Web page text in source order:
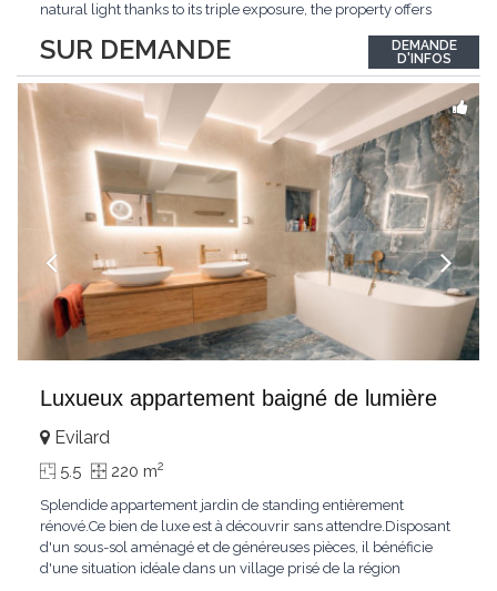
SUR DEMANDE
natural light thanks to its triple exposure, the property offers
master suite, elegant reception areas, and a spacious terrace
overlooking a peaceful and green...
DEMANDE
D'INFOS
Luxueux appartement baigné de lumière
Evilard
5.5 220 m2
Splendide appartement jardin de standing entièrement
rénové.Ce bien de luxe est à découvrir sans attendre.Disposant
d'un sous-sol aménagé et de généreuses pièces, il bénéficie
d'une situation idéale dans un village prisé de la région